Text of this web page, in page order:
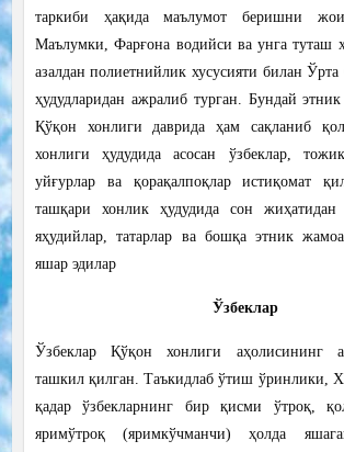
таркиби ҳақида маълумот беришни
Маълумки, Фарғона водийси ва унга туташ
азалдан полиетнийлик хусусияти билан
ҳудудларидан ажралиб турган. Бундай
Қўқон хонлиги даврида ҳам сақланиб
хонлиги ҳудудида асосан ўзбеклар,
уйғурлар ва қорақалпоқлар истиқомат
ташқари хонлик ҳудудида сон жиҳатидан
яҳудийлар, татарлар ва бошқа этник
яшар эдилар
Ўзбеклар
Ўзбеклар Қўқон хонлиги аҳолисининг
ташкил қилган. Таъкидлаб ўтиш ўринлики,
қадар ўзбекларнинг бир қисми ўтроқ,
яримўтроқ (яримкўчманчи) ҳолда